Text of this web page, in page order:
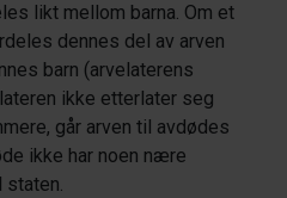
likt mellom barna. Om et
dennes del av arven
barn (arvelaterens
ikke etterlater seg
går arven til avdødes
ikke har noen nære
staten.